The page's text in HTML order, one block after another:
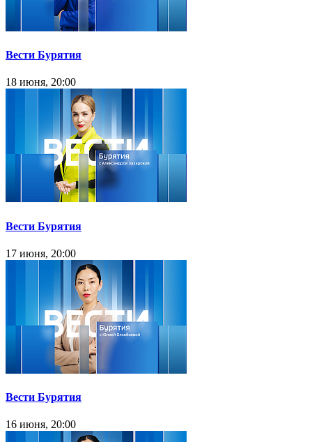
Вести Бурятия
18 июня, 20:00
Вести Бурятия
17 июня, 20:00
Вести Бурятия
16 июня, 20:00